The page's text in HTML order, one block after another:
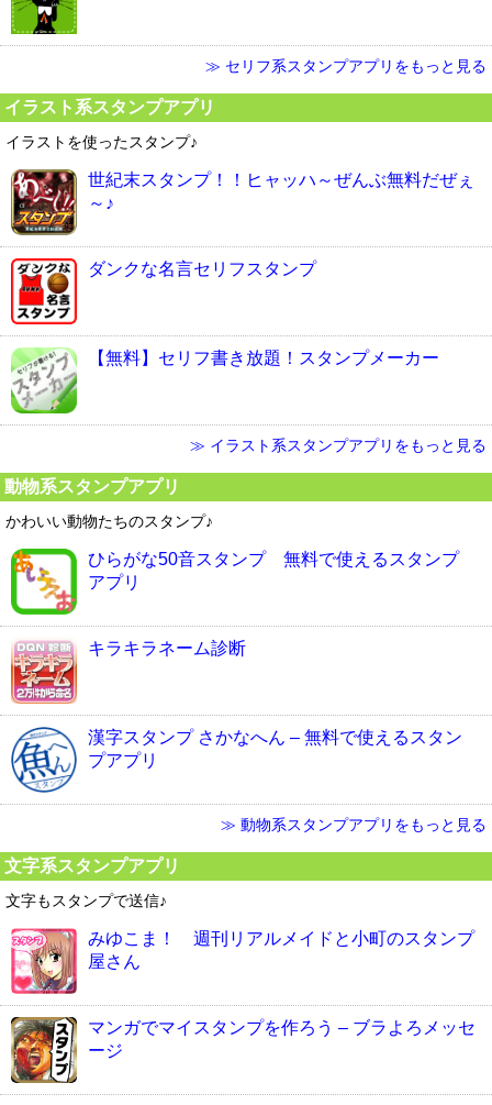
≫ セリフ系スタンプアプリをもっと見る
イラスト系スタンプアプリ
イラストを使ったスタンプ♪
世紀末スタンプ！！ヒャッハ～ぜんぶ無料だぜぇ
～♪
ダンクな名言セリフスタンプ
【無料】セリフ書き放題！スタンプメーカー
≫ イラスト系スタンプアプリをもっと見る
動物系スタンプアプリ
かわいい動物たちのスタンプ♪
ひらがな50音スタンプ 無料で使えるスタンプ
アプリ
キラキラネーム診断
漢字スタンプ さかなへん – 無料で使えるスタン
プアプリ
≫ 動物系スタンプアプリをもっと見る
文字系スタンプアプリ
文字もスタンプで送信♪
みゆこま！ 週刊リアルメイドと小町のスタンプ
屋さん
マンガでマイスタンプを作ろう – ブラよろメッセ
ージ